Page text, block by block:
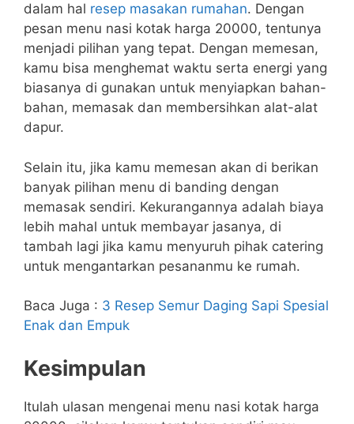
dalam hal resep masakan rumahan. Dengan
pesan menu nasi kotak harga 20000, tentunya
menjadi pilihan yang tepat. Dengan memesan,
kamu bisa menghemat waktu serta energi yang
biasanya di gunakan untuk menyiapkan bahan-
bahan, memasak dan membersihkan alat-alat
dapur.
Selain itu, jika kamu memesan akan di berikan
banyak pilihan menu di banding dengan
memasak sendiri. Kekurangannya adalah biaya
lebih mahal untuk membayar jasanya, di
tambah lagi jika kamu menyuruh pihak catering
untuk mengantarkan pesananmu ke rumah.
Baca Juga : 3 Resep Semur Daging Sapi Spesial
Enak dan Empuk
Kesimpulan
Itulah ulasan mengenai menu nasi kotak harga